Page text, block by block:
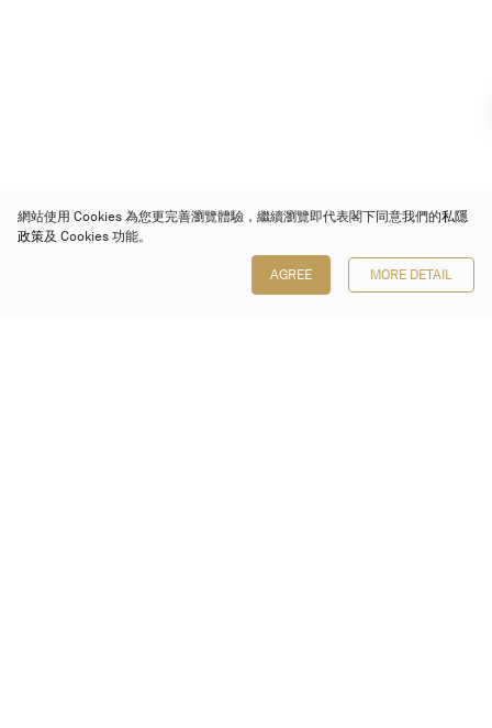
網站使用 Cookies 為您更完善瀏覽體驗，繼續瀏覽即代表閣下同意我們的私隱
政策及 Cookies 功能。
AGREE MORE DETAIL